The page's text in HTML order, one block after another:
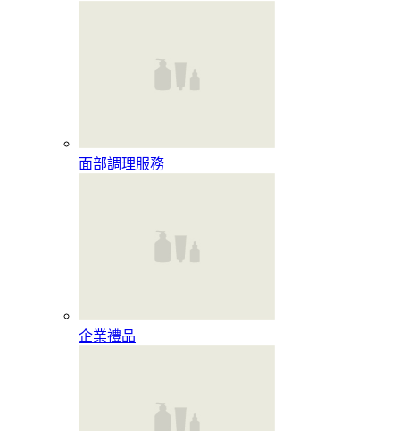
面部調理服務
企業禮品